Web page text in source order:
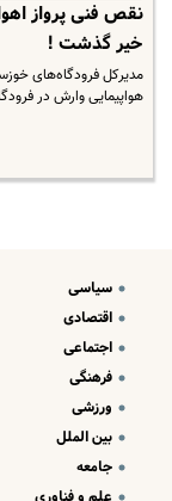
نقص فنی پرواز
خیر گذشت !
مدیرکل فرودگاه‌های
هواپیمایی وارش در
سیاسی
اقتصادی
اجتماعی
فرهنگی
ورزشی
بین الملل
جامعه